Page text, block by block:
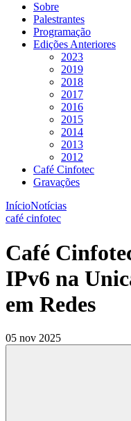
Sobre
Palestrantes
Programação
Edições Anteriores
2023
2019
2018
2017
2016
2015
2014
2013
2012
Café Cinfotec
Gravações
InícioNotícias
café cinfotec
Café
IPv6 na
em Redes
05 nov 2025